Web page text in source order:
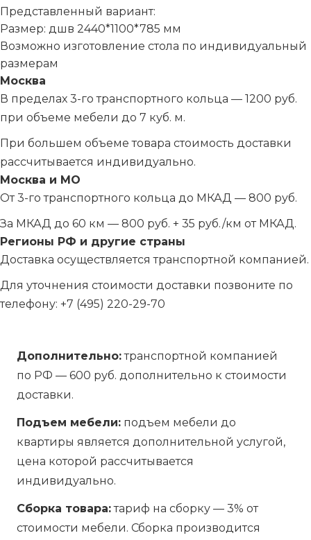
Представленный вариант:
Размер: дшв 2440*1100*785 мм
Возможно изготовление стола по индивидуальный
размерам
Москва
В пределах 3-го транспортного кольца — 1200 руб.
при объеме мебели до 7 куб. м.
При большем объеме товара стоимость доставки
рассчитывается индивидуально.
Москва и МО
От 3-го транспортного кольца до МКАД — 800 руб.
За МКАД до 60 км — 800 руб. + 35 руб./км от МКАД.
Регионы РФ и другие страны
Доставка осуществляется транспортной компанией.
Для уточнения стоимости доставки позвоните по
телефону: +7 (495) 220-29-70
Дополнительно:транспортной компанией
по РФ — 600 руб. дополнительно к стоимости
доставки.
Подъем мебели: подъем мебели до
квартиры является дополнительной услугой,
цена которой рассчитывается
индивидуально.
Сборка товара:тариф на сборку — 3% от
стоимости мебели. Сборка производится